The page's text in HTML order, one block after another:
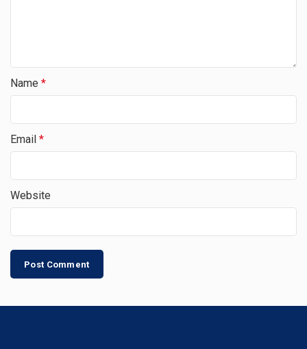
Name *
Email *
Website